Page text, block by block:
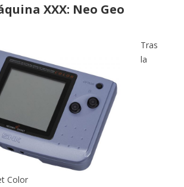
XXX: Neo Geo
Color
Tras
la